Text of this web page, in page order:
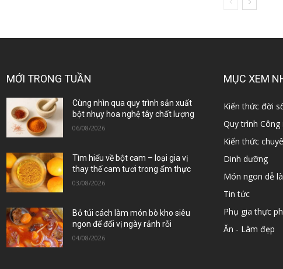
MỚI TRONG TUẦN
Cùng nhìn qua quy trình sản xuất
bột nhụy hoa nghệ tây chất lượng
06/08/2026
Tìm hiểu về bột cam – loại gia vị
thay thế cam tươi trong ẩm thực
03/08/2026
Bỏ túi cách làm món bò kho siêu
ngon để đổi vị ngày rảnh rỗi
04/08/2026
MỤC XEM
Kiến thức đời
Quy trình Công
Kiến thức
Dinh dưỡng
Món ngon dễ
Tin tức
Phụ gia thực
Ăn - Làm đẹp